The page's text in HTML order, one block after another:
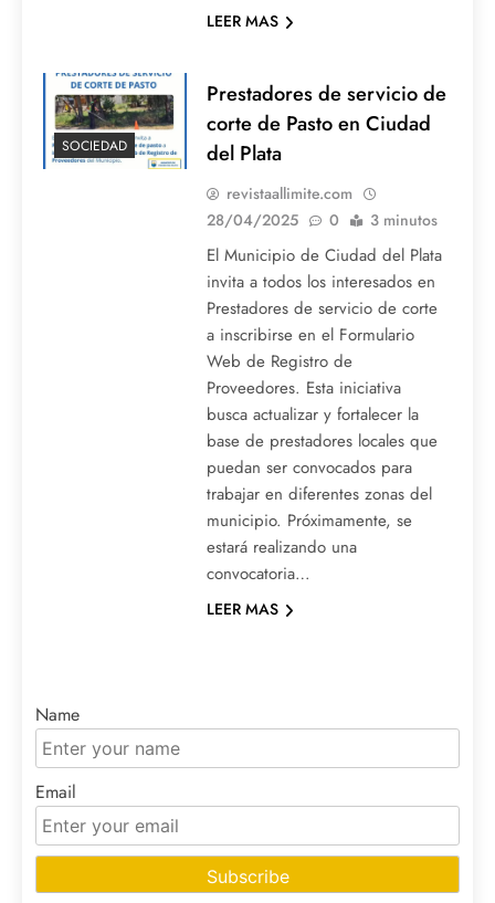
LEER MAS
SOCIEDAD
Prestadores de servicio de
corte de Pasto en Ciudad
del Plata
revistaallimite.com
28/04/2025
0 3 minutos
El Municipio de Ciudad del Plata
invita a todos los interesados en
Prestadores de servicio de corte
a inscribirse en el Formulario
Web de Registro de
Proveedores. Esta iniciativa
busca actualizar y fortalecer la
base de prestadores locales que
puedan ser convocados para
trabajar en diferentes zonas del
municipio. Próximamente, se
estará realizando una
convocatoria…
LEER MAS
Name
Email